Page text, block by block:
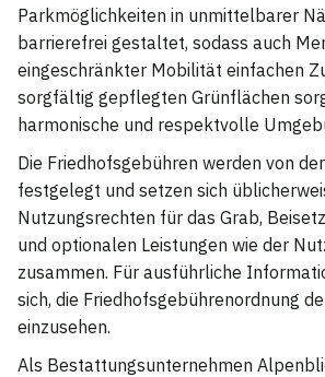
Parkmöglichkeiten in unmittelbarer
barrierefrei gestaltet, sodass auch
eingeschränkter Mobilität einfachen
sorgfältig gepflegten Grünflächen
harmonische und respektvolle
Die Friedhofsgebühren werden von
festgelegt und setzen sich
Nutzungsrechten für das Grab,
und optionalen Leistungen wie der
zusammen. Für ausführliche
sich, die Friedhofsgebührenordnung
einzusehen.
Als Bestattungsunternehmen